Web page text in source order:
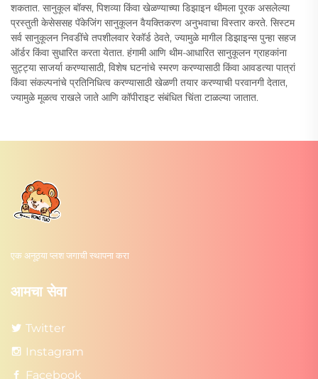
शकतात. सानुकूल बॉक्स, पिशव्या किंवा खेळण्याच्या डिझाइन थीमला पूरक असलेल्या
प्रस्तुती केसेससह पॅकेजिंग सानुकूलन वैयक्तिकरण अनुभवाचा विस्तार करते. सिस्टम
सर्व सानुकूलन निवडींचे तपशीलवार रेकॉर्ड ठेवते, ज्यामुळे मागील डिझाइन्स पुन्हा सहज
ऑर्डर किंवा सुधारित करता येतात. हंगामी आणि थीम-आधारित सानुकूलन ग्राहकांना
सुट्ट्या साजर्या करण्यासाठी, विशेष घटनांचे स्मरण करण्यासाठी किंवा आवडत्या पात्रां
किंवा संकल्पनांचे प्रतिनिधित्व करण्यासाठी खेळणी तयार करण्याची परवानगी देतात,
ज्यामुळे मूळत्व राखले जाते आणि कॉपीराइट संबंधित चिंता टाळल्या जातात.
एक अनूठ्या प्लश जगाची स्थापना करा
आमचा सेवा
Twitter
Instagram
Facebook